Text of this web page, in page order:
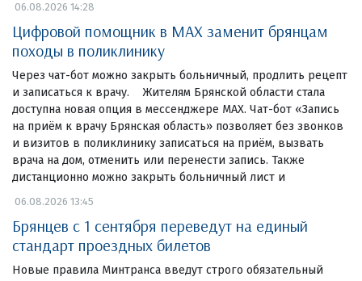
06.08.2026 14:28
Цифровой помощник в MAX заменит брянцам
походы в поликлинику
Через чат-бот можно закрыть больничный, продлить рецепт
и записаться к врачу. Жителям Брянской области стала
доступна новая опция в мессенджере MAX. Чат-бот «Запись
на приём к врачу Брянская область» позволяет без звонков
и визитов в поликлинику записаться на приём, вызвать
врача на дом, отменить или перенести запись. Также
дистанционно можно закрыть больничный лист и
06.08.2026 13:45
Брянцев с 1 сентября переведут на единый
стандарт проездных билетов
Новые правила Минтранса введут строго обязательный